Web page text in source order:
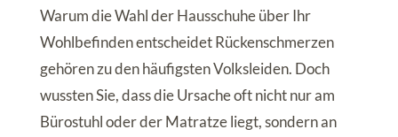
Warum die Wahl der Hausschuhe über Ihr
Wohlbefinden entscheidet Rückenschmerzen
gehören zu den häufigsten Volksleiden. Doch
wussten Sie, dass die Ursache oft nicht nur am
Bürostuhl oder der Matratze liegt, sondern an